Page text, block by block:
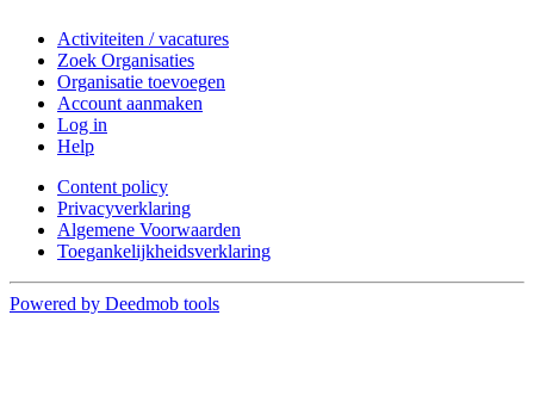
Activiteiten / vacatures
Zoek Organisaties
Organisatie toevoegen
Account aanmaken
Log in
Help
Content policy
Privacyverklaring
Algemene Voorwaarden
Toegankelijkheidsverklaring
Powered by Deedmob tools